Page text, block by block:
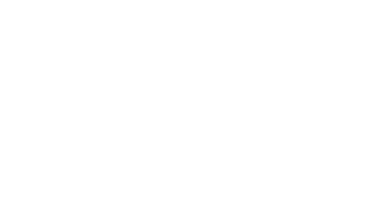
si prevede saranno presenti nella sala per la riunione o l'evento.
della prenotazione per garantire un'adeguata assegnazione delle camere.
in cui è prevista la prenotazione della sala riunioni.
in cui è prevista la conclusione della prenotazione della sala riunioni.
evasione manuale al team IT. È possibile creare un flusso in Flow Builder
del responsabile o evasione automatica.